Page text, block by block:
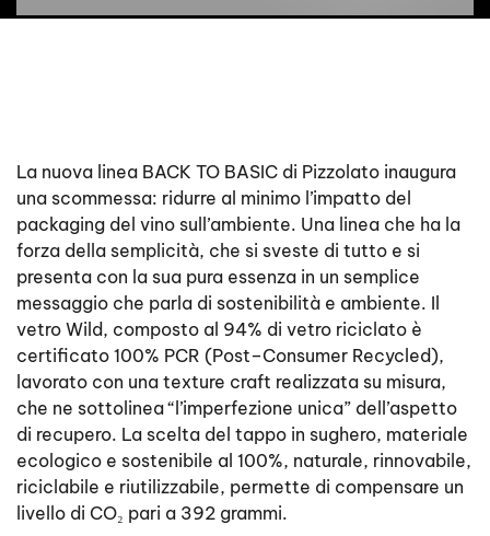
La nuova linea BACK TO BASIC di Pizzolato inaugura
una scommessa: ridurre al minimo l’impatto del
packaging del vino sull’ambiente. Una linea che ha la
forza della semplicità, che si sveste di tutto e si
presenta con la sua pura essenza in un semplice
messaggio che parla di sostenibilità e ambiente. Il
vetro Wild, composto al 94% di vetro riciclato è
certificato 100% PCR (Post–Consumer Recycled),
lavorato con una texture craft realizzata su misura,
che ne sottolinea “l’imperfezione unica” dell’aspetto
di recupero. La scelta del tappo in sughero, materiale
ecologico e sostenibile al 100%, naturale, rinnovabile,
riciclabile e riutilizzabile, permette di compensare un
livello di CO₂ pari a 392 grammi.